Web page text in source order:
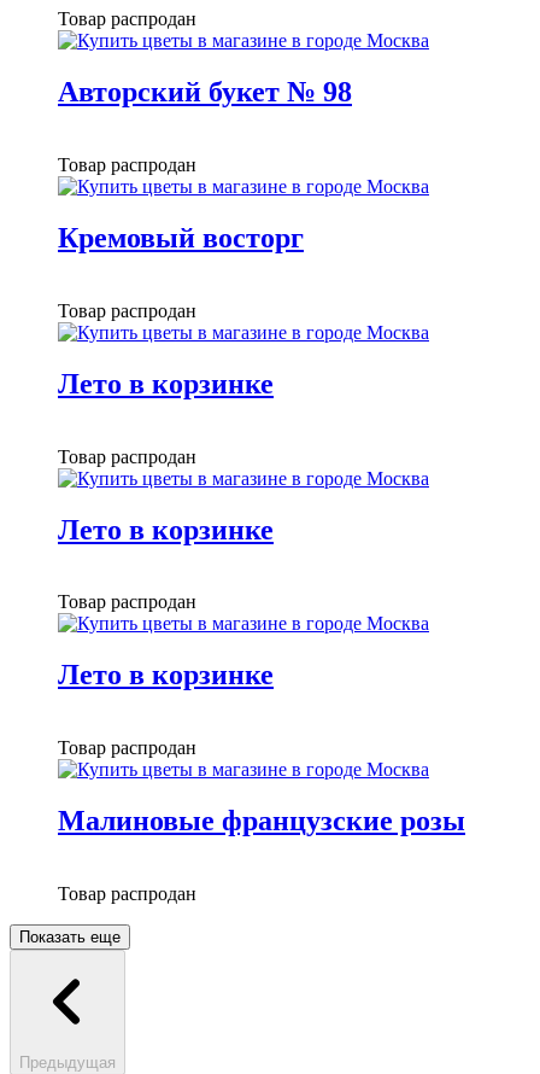
Товар распродан
Авторский букет № 98
Товар распродан
Кремовый восторг
Товар распродан
Лето в корзинке
Товар распродан
Лето в корзинке
Товар распродан
Лето в корзинке
Товар распродан
Малиновые французские розы
Товар распродан
Показать еще
Предыдущая